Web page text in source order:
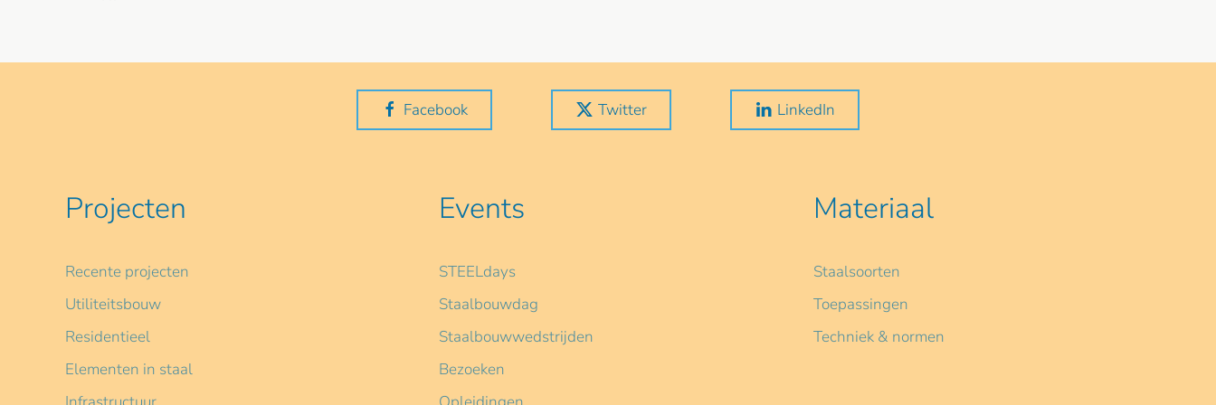
Facebook Twitter LinkedIn
Projecten
Recente projecten
Utiliteitsbouw
Residentieel
Elementen in staal
Events
STEELdays
Staalbouwdag
Staalbouwwedstrijden
Bezoeken
Materiaal
Staalsoorten
Toepassingen
Techniek & normen